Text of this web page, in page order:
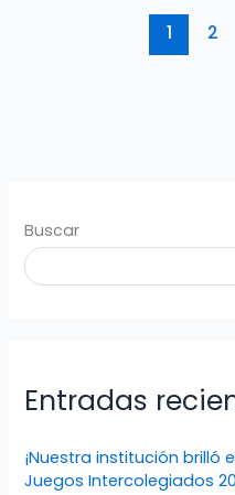
1 2
Buscar
Entradas
¡Nuestra institución brilló
Juegos Intercolegiados